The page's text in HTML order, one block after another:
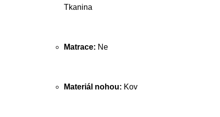
Tkanina
Matrace: Ne
Materiál nohou: Kov